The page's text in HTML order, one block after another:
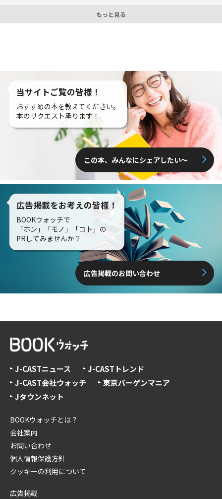
もっと見る
当サイトご覧の皆様！
おすすめの本を教えてください。
本のリクエスト承ります！
この本、みんなにシェアしたい〜
広告掲載をお考えの皆様！
BOOKウォッチで
「ホン」「モノ」「コト」の
PRしてみませんか？
広告掲載のお問い合わせ
J-CASTニュース
J-CASTトレンド
J-CAST会社ウォッチ
東京バーゲンマニア
Jタウンネット
BOOKウォッチとは？
会社案内
お問い合わせ
個人情報保護方針
クッキーの利用について
広告掲載